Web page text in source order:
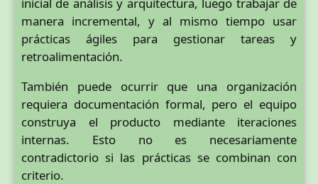
manera incremental, y al mismo tiempo usar
prácticas ágiles para gestionar tareas y
retroalimentación.
También puede ocurrir que una organización
requiera documentación formal, pero el equipo
construya el producto mediante iteraciones
internas. Esto no es necesariamente
contradictorio si las prácticas se combinan con
criterio.